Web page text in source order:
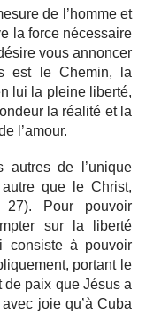
de l’homme et
la force nécessaire
vous annoncer
est le Chemin, la
lui la pleine liberté,
la réalité et la
l’amour.
autres de l’unique
que le Christ,
27). Pour pouvoir
sur la liberté
consiste à pouvoir
portant le
de paix que Jésus a
joie qu’à Cuba